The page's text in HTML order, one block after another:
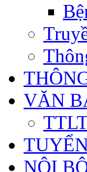
VĂN
NỘI